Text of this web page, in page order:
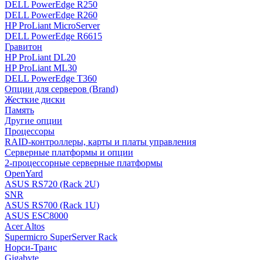
DELL PowerEdge R250
DELL PowerEdge R260
HP ProLiant MicroServer
DELL PowerEdge R6615
Гравитон
HP ProLiant DL20
HP ProLiant ML30
DELL PowerEdge T360
Опции для серверов (Brand)
Жесткие диски
Память
Другие опции
Процессоры
RAID-контроллеры, карты и платы управления
Серверные платформы и опции
2-процессорные серверные платформы
OpenYard
ASUS RS720 (Rack 2U)
SNR
ASUS RS700 (Rack 1U)
ASUS ESC8000
Acer Altos
Supermicro SuperServer Rack
Норси-Транс
Gigabyte